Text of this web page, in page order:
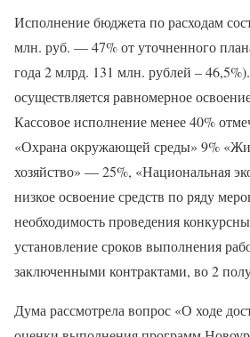
Исполнение бюджета по расходам
млн. руб. — 47% от уточненного
года 2 млрд. 131 млн. рублей –
осуществляется равномерное
Кассовое исполнение менее 40%
«Охрана окружающей среды» 9%
хозяйство» — 25%, «Национальная
низкое освоение средств по ряду
необходимость проведения
установление сроков выполнения
заключенными контрактами, во 2
Дума рассмотрела вопрос «О ходе